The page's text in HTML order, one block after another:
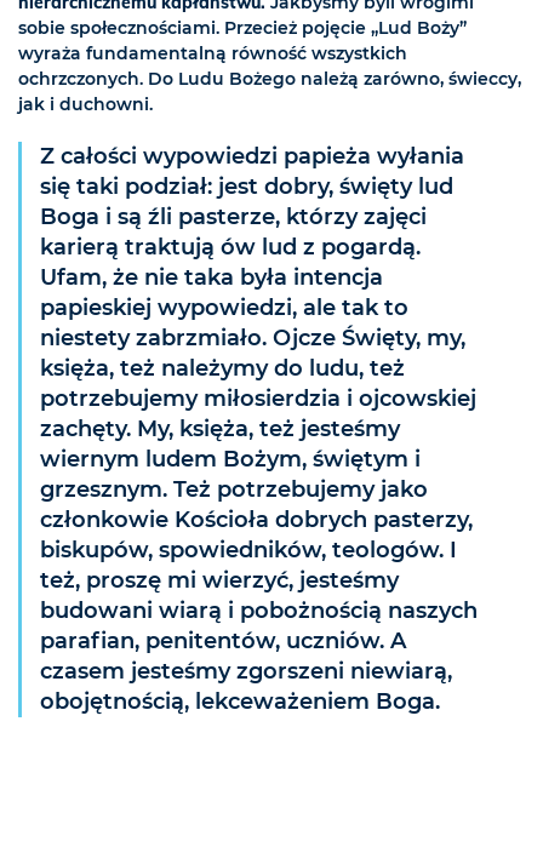
sobie społecznościami. Przecież pojęcie „Lud Boży”
wyraża fundamentalną równość wszystkich
ochrzczonych. Do Ludu Bożego należą zarówno, świeccy,
jak i duchowni.
Z całości wypowiedzi papieża wyłania
się taki podział: jest dobry, święty lud
Boga i są źli pasterze, którzy zajęci
karierą traktują ów lud z pogardą.
Ufam, że nie taka była intencja
papieskiej wypowiedzi, ale tak to
niestety zabrzmiało. Ojcze Święty, my,
księża, też należymy do ludu, też
potrzebujemy miłosierdzia i ojcowskiej
zachęty. My, księża, też jesteśmy
wiernym ludem Bożym, świętym i
grzesznym. Też potrzebujemy jako
członkowie Kościoła dobrych pasterzy,
biskupów, spowiedników, teologów. I
też, proszę mi wierzyć, jesteśmy
budowani wiarą i pobożnością naszych
parafian, penitentów, uczniów. A
czasem jesteśmy zgorszeni niewiarą,
obojętnością, lekceważeniem Boga.